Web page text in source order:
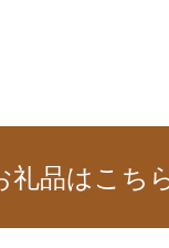
礼品はこち